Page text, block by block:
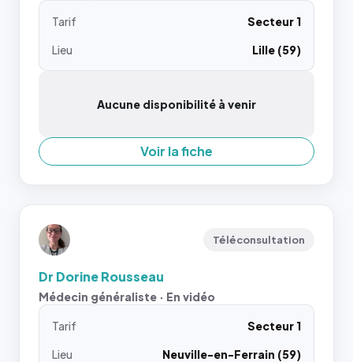
Tarif
Secteur 1
Lieu
Lille (59)
Aucune disponibilité à venir
Voir la fiche
Téléconsultation
Dr Dorine Rousseau
Médecin généraliste · En vidéo
Tarif
Secteur 1
Lieu
Neuville-en-Ferrain (59)